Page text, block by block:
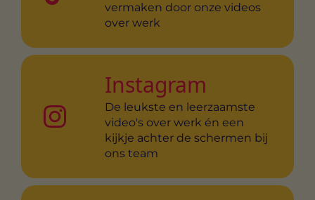
vermaken door onze videos
over werk
Instagram
De leukste en leerzaamste
video's over werk én een
kijkje achter de schermen bij
ons team